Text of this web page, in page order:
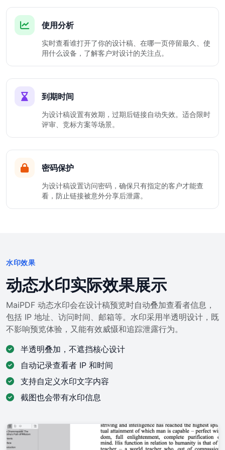
使用分析
实时查看谁打开了你的设计稿、在哪一页停留最久、使
用什么设备，了解客户对设计的关注点。
到期时间
为设计稿设置有效期，过期后链接自动失效。适合限时
评审、竞标方案等场景。
密码保护
为设计稿设置访问密码，确保只有指定的客户才能查
看，防止链接被意外分享后泄露。
水印效果
动态水印实际效果展示
MaiPDF 动态水印会在设计稿预览时自动叠加查看者信息，
包括 IP 地址、访问时间、邮箱等。水印采用半透明设计，既
不影响预览体验，又能有效威慑和追踪泄露行为。
半透明叠加，不遮挡核心设计
自动记录查看者 IP 和时间
支持自定义水印文字内容
截图也会带有水印信息